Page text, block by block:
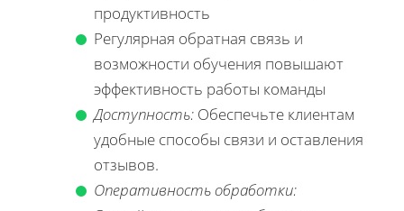
продуктивность
Регулярная обратная связь и
возможности обучения повышают
эффективность работы команды
Доступность: Обеспечьте клиентам
удобные способы связи и оставления
отзывов.
Оперативность обработки: